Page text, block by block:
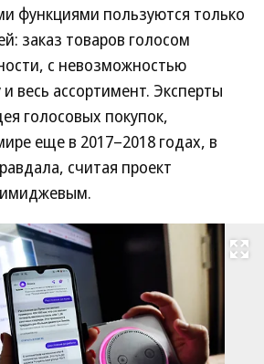
функциями пользуются только
заказ товаров голосом
с невозможностью
весь ассортимент. Эксперты
голосовых покупок,
еще в 2017–2018 годах, в
считая проект
имиджевым.
Развернуть